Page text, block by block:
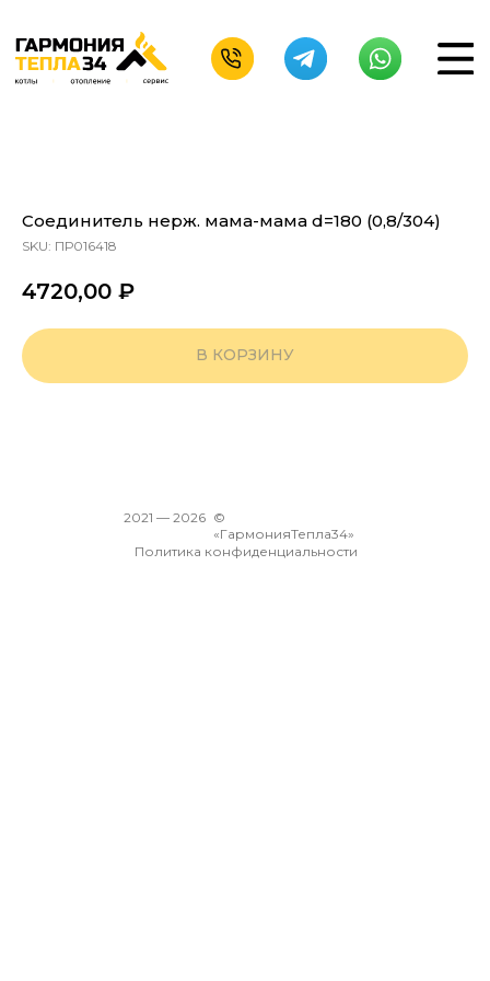
Соединитель нерж. мама-мама d=180 (0,8/304)
SKU: ПР016418
4720,00 ₽
В КОРЗИНУ
Политика конфиденциальности
©
«ГармонияТепла34»
2026
2021 —